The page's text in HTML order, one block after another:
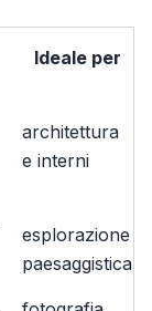
Ideale per
architettura
e interni
esplorazione
paesaggistica